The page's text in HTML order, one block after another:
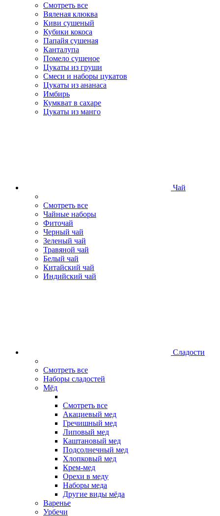
Смотреть все
Вяленая клюква
Киви сушеный
Кубики кокоса
Папайя сушеная
Канталупа
Помело сушеное
Цукаты из груши
Смеси и наборы цукатов
Цукаты из ананаса
Имбирь
Кумкват в сахаре
Цукаты из манго
Чай
Смотреть все
Чайные наборы
Фиточай
Черный чай
Зеленый чай
Травяной чай
Белый чай
Китайский чай
Индийский чай
Сладости
Смотреть все
Наборы сладостей
Мёд
Смотреть все
Акациевый мед
Гречишный мед
Липовый мед
Каштановый мед
Подсолнечный мед
Хлопковый мед
Крем-мед
Орехи в меду
Наборы меда
Другие виды мёда
Варенье
Урбечи